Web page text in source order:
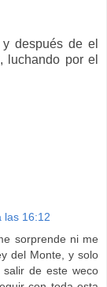
después de el
luchando por el
las 16:12
sorprende ni me
del Monte, y solo
salir de este weco